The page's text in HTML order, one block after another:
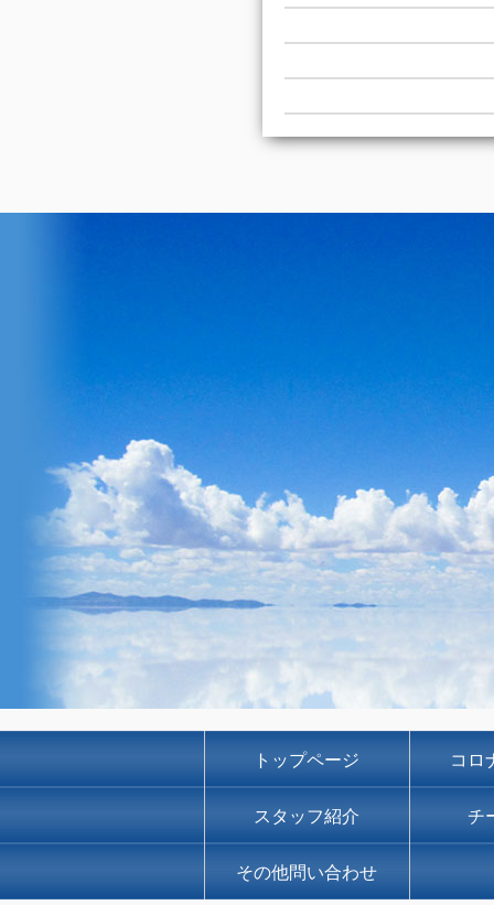
トップページ コロ
スタッフ紹介 チ
その他問い合わせ